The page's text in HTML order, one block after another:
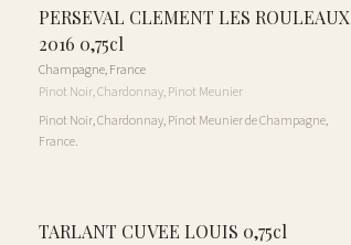
PERSEVAL CLEMENT LES ROULEAUX
2016 0,75cl
Champagne,France
Pinot Noir, Chardonnay, Pinot Meunier
Pinot Noir, Chardonnay, Pinot Meunier de Champagne,
France.
TARLANT CUVEE LOUIS 0,75cl